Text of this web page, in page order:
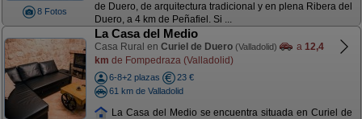
8 Fotos
de Duero, de arquitectura tradicional y en plena Ribera del
Duero, a 4 km de Peñafiel. Si ...
La Casa del Medio
Casa Rural en Curiel de Duero (Valladolid) a 12,4
km de Fompedraza (Valladolid)
6-8+2 plazas
23 €
61 km de Valladolid
La Casa del Medio se encuentra situada en Curiel de